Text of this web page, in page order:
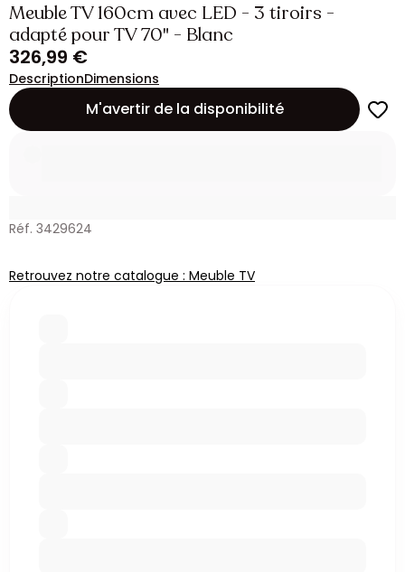
Meuble TV 160cm avec LED - 3 tiroirs -
adapté pour TV 70" - Blanc
326,99 €
DescriptionDimensions
M'avertir de la disponibilité
Réf. 3429624
Retrouvez notre catalogue : Meuble TV